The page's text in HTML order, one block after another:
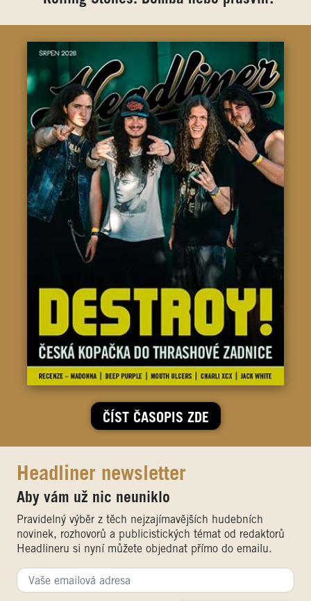
ČÍST ČASOPIS ZDE
Headliner newsletter
Aby vám už nic neuniklo
Pravidelný výběr z těch nejzajímavějších hudebních
novinek, rozhovorů a publicistických témat od redaktorů
Headlineru si nyní můžete objednat přímo do emailu.